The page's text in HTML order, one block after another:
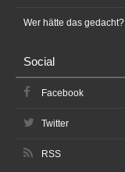
Wer hätte das gedacht?
Social
Facebook
Twitter
RSS